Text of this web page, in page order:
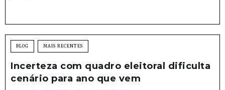
BLOG MAIS RECENTES
Incerteza com quadro eleitoral dificulta
cenário para ano que vem